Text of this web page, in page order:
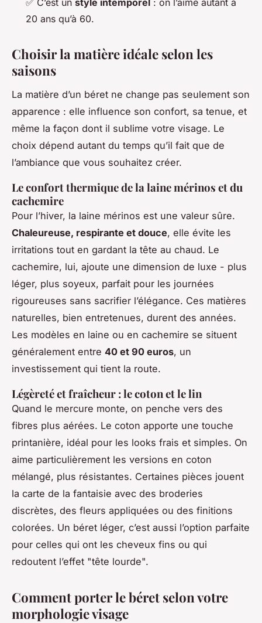
20 ans qu’à 60.
Choisir la matière idéale selon les
saisons
La matière d’un béret ne change pas seulement son
apparence : elle influence son confort, sa tenue, et
même la façon dont il sublime votre visage. Le
choix dépend autant du temps qu’il fait que de
l’ambiance que vous souhaitez créer.
Le confort thermique de la laine mérinos et du
cachemire
Pour l’hiver, la laine mérinos est une valeur sûre.
Chaleureuse, respirante et douce, elle évite les
irritations tout en gardant la tête au chaud. Le
cachemire, lui, ajoute une dimension de luxe - plus
léger, plus soyeux, parfait pour les journées
rigoureuses sans sacrifier l’élégance. Ces matières
naturelles, bien entretenues, durent des années.
Les modèles en laine ou en cachemire se situent
généralement entre 40 et 90 euros, un
investissement qui tient la route.
Légèreté et fraîcheur : le coton et le lin
Quand le mercure monte, on penche vers des
fibres plus aérées. Le coton apporte une touche
printanière, idéal pour les looks frais et simples. On
aime particulièrement les versions en coton
mélangé, plus résistantes. Certaines pièces jouent
la carte de la fantaisie avec des broderies
discrètes, des fleurs appliquées ou des finitions
colorées. Un béret léger, c’est aussi l’option parfaite
pour celles qui ont les cheveux fins ou qui
redoutent l’effet "tête lourde".
Comment porter le béret selon votre
morphologie visage